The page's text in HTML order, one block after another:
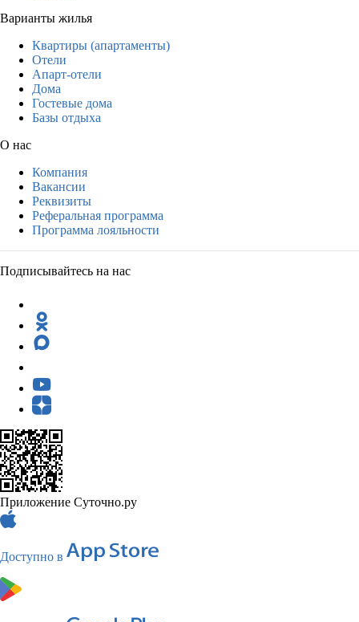
Варианты жилья
Квартиры (апартаменты)
Отели
Апарт-отели
Дома
Гостевые дома
Базы отдыха
О нас
Компания
Вакансии
Реквизиты
Реферальная программа
Программа лояльности
Подписывайтесь на нас
Приложение Суточно.ру
Доступно в